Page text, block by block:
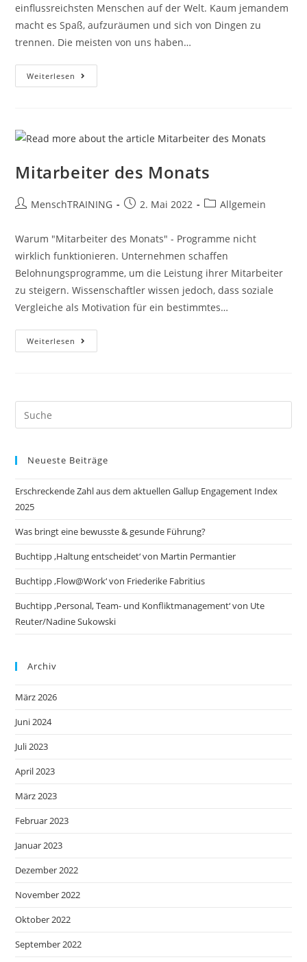
einflussreichsten Menschen auf der Welt. Kaum jemandem
macht es Spaß, aufzuräumen und sich von Dingen zu
trennen. Die meisten von uns haben…
Weiterlesen Buchtipp
„Magic
Mitarbeiter des Monats
Beitrags-
MenschTRAINING
Beitrag2. Mai 2022
Beitrags-
Allgemein
Warum "Mitarbeiter des Monats" - Programme nicht
wirklich funktionieren. Unternehmen schaffen
Belohnungsprogramme, um die Leistung ihrer Mitarbeiter
zu steigern. Wissenschaftler wissen jedoch, dass soziale
Vergleiche als Motivation für ein bestimmtes…
Weiterlesen Mitarbeiter
Des
Search
this
Neueste Beiträge
Erschreckende Zahl aus dem aktuellen Gallup Engagement Index
2025
Was bringt eine bewusste & gesunde Führung?
Buchtipp ‚Haltung entscheidet‘ von Martin Permantier
Buchtipp ‚Flow@Work‘ von Friederike Fabritius
Buchtipp ‚Personal, Team- und Konfliktmanagement‘ von Ute
Reuter/Nadine Sukowski
Archiv
März 2026
Juni 2024
Juli 2023
April 2023
März 2023
Februar 2023
Januar 2023
Dezember 2022
November 2022
Oktober 2022
September 2022